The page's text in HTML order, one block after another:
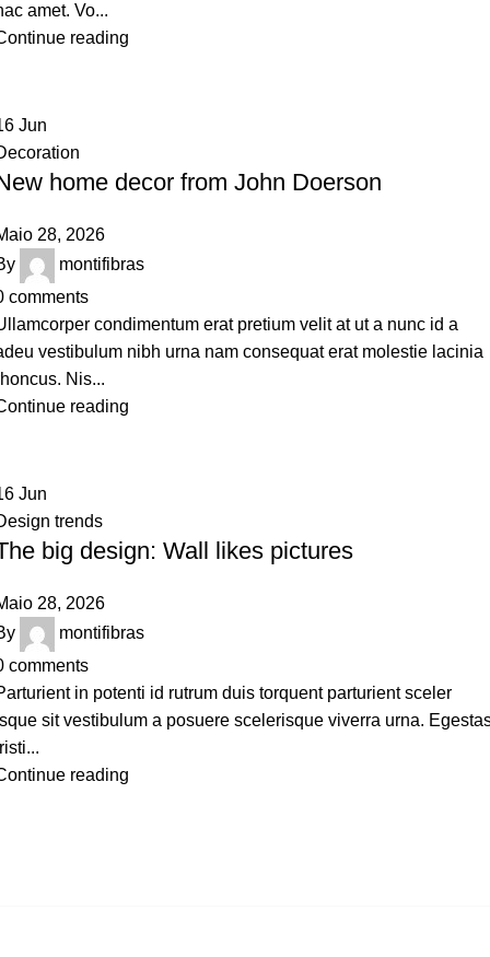
amet. Vo...
reading
Jun
home decor from John Doerson
28, 2026
montifibras
comments
condimentum erat pretium velit at ut a nunc id a
vestibulum nibh urna nam consequat erat molestie lacinia
Nis...
reading
Jun
trends
big design: Wall likes pictures
28, 2026
montifibras
comments
in potenti id rutrum duis torquent parturient sceler
sit vestibulum a posuere scelerisque viverra urna.
reading